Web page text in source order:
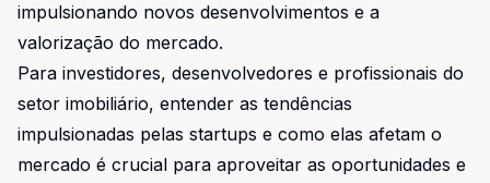
impulsionando novos desenvolvimentos e a
valorização do mercado.
Para investidores, desenvolvedores e profissionais do
setor imobiliário, entender as tendências
impulsionadas pelas startups e como elas afetam o
mercado é crucial para aproveitar as oportunidades e